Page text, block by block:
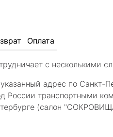
Оплата
с
адрес по Санкт-
России транспортными
(салон